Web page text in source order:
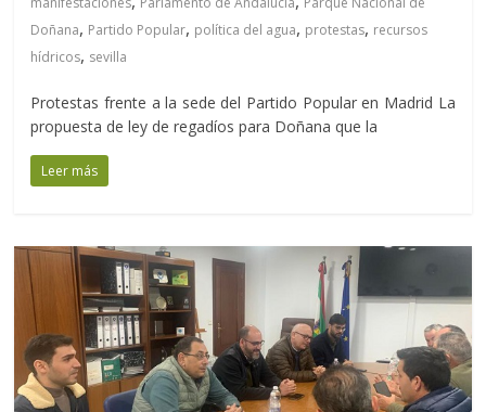
Doñana, Partido Popular, política del agua, protestas, recursos
hídricos, sevilla
Protestas frente a la sede del Partido Popular en Madrid La
propuesta de ley de regadíos para Doñana que la
Leer más